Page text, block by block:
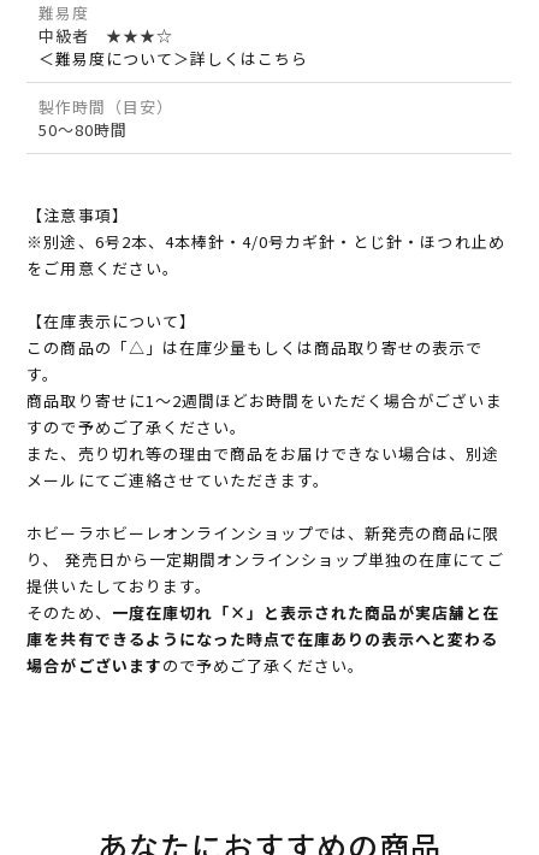
難易度
中級者 ★★★☆
＜難易度について＞詳しくはこちら
製作時間（目安）
50～80時間
【注意事項】
※別途、6号2本、4本棒針・4/0号カギ針・とじ針・ほつれ止め
をご用意ください。
【在庫表示について】
この商品の「△」は在庫少量もしくは商品取り寄せの表示で
す。
商品取り寄せに1～2週間ほどお時間をいただく場合がございま
すので予めご了承ください。
また、売り切れ等の理由で商品をお届けできない場合は、別途
メールにてご連絡させていただきます。
ホビーラホビーレオンラインショップでは、新発売の商品に限
り、 発売日から一定期間オンラインショップ単独の在庫にてご
提供いたしております。
そのため、 一度在庫切れ「×」と表示された商品が実店舗と在
庫を共有できるようになった時点で在庫ありの表示へと変わる
場合がございますので予めご了承ください。
あなたにおすすめの商品